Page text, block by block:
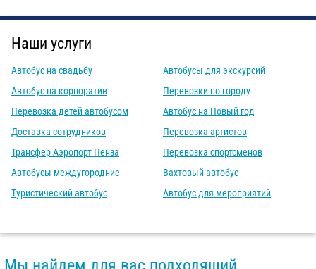
Наши услуги
Автобус на свадьбу
Автобус на корпоратив
Перевозка детей автобусом
Доставка сотрудников
Трансфер Аэропорт Пенза
Автобусы междугородние
Туристический автобус
Автобусы для экскурсий
Перевозки по городу
Автобус на Новый год
Перевозка артистов
Перевозка спортсменов
Вахтовый автобус
Автобус для мероприятий